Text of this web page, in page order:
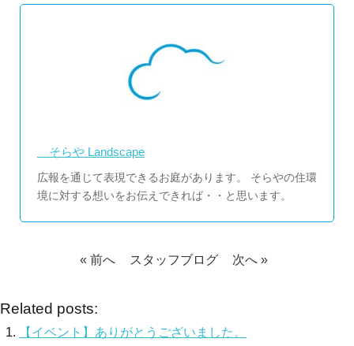
そらや Landscape
広報を通じて表現できるお庭があります。 そらやの住環
境に対する想いをお伝えできれば・・と思います。
« 前へ スタッフブログ 次へ »
Related posts:
【イベント】ありがとうございました。